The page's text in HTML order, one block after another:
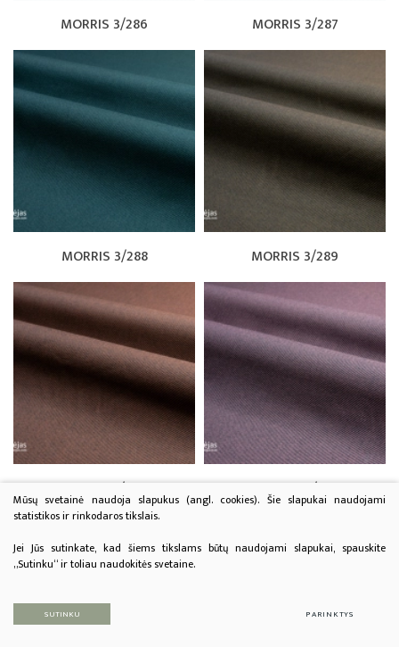
MORRIS 3/286 MORRIS 3/287
MORRIS 3/288 MORRIS 3/289
MORRIS 3/290 MORRIS 3/291
Mūsų svetainė naudoja slapukus (angl. cookies). Šie slapukai naudojami
statistikos ir rinkodaros tikslais.
Jei Jūs sutinkate, kad šiems tikslams būtų naudojami slapukai, spauskite
„Sutinku“ ir toliau naudokitės svetaine.
SUTINKU PARINKTYS